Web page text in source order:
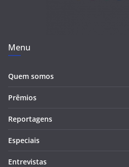
Menu
Quem somos
Prêmios
Reportagens
Especiais
Entrevistas